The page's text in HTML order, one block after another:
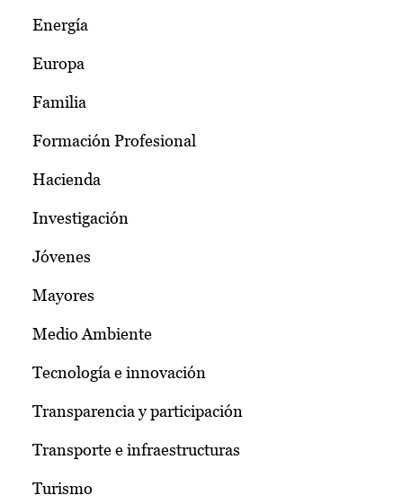
Energía
Europa
Familia
Formación Profesional
Hacienda
Investigación
Jóvenes
Mayores
Medio Ambiente
Tecnología e innovación
Transparencia y participación
Transporte e infraestructuras
Turismo